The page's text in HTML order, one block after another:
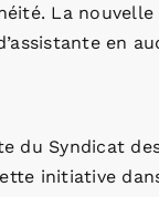
La
en
du Syndicat
initiative